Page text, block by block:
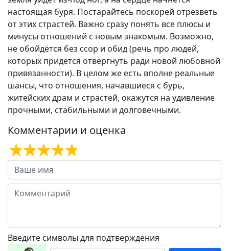
настоящая буря. Постарайтесь поскорей отрезветь
от этих страстей. Важно сразу понять все плюсы и
минусы отношений с новым знакомым. Возможно,
не обойдётся без ссор и обид (речь про людей,
которых придётся отвергнуть ради новой любовной
привязанности). В целом же есть вполне реальные
шансы, что отношения, начавшиеся с бурь,
житейских драм и страстей, окажутся на удивление
прочными, стабильными и долговечными.
Комментарии и оценка
Введите символы для подтверждения